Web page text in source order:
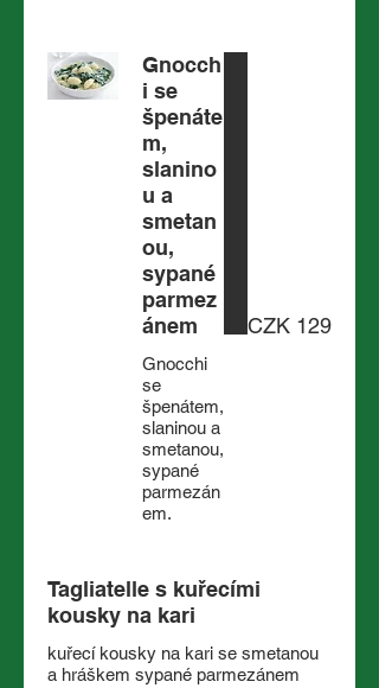
Gnocch
i se
špenáte
m,
slanino
u a
smetan
ou,
sypané
parmez
ánem
Gnocchi
se
špenátem,
slaninou a
smetanou,
sypané
parmezán
em.
CZK 129
Tagliatelle s kuřecími
kousky na kari
kuřecí kousky na kari se smetanou